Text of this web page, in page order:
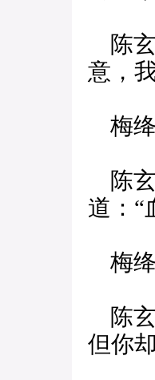
陈玄
意，
梅绛
陈玄
道：“
梅绛
陈玄
但你